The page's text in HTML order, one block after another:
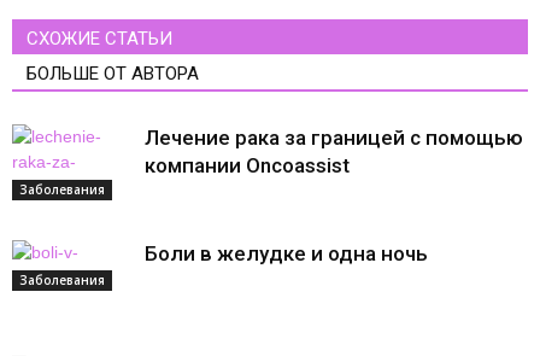
СХОЖИЕ СТАТЬИ
БОЛЬШЕ ОТ АВТОРА
Заболевания
Лечение рака за границей с помощью
компании Oncoassist
Заболевания
Боли в желудке и одна ночь